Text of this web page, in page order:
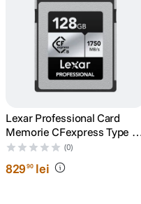
canon sx740 hs
lavaliera
7. card memorie
8 . ulanzi
9. insta 360
Lexar Professional Card
Memorie CFexpress Type B
Silver Series 128GB
(0)
82990 lei